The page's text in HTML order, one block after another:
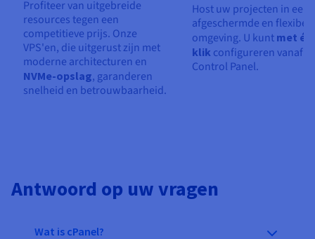
Profiteer van uitgebreide
resources tegen een
competitieve prijs. Onze
VPS'en, die uitgerust zijn met
moderne architecturen en
NVMe-opslag, garanderen
snelheid en betrouwbaarheid.
Host uw projecten in een
afgeschermde en flexibele
omgeving. U kunt met
klik configureren vanaf
Control Panel.
Antwoord op uw vragen
Wat is cPanel?